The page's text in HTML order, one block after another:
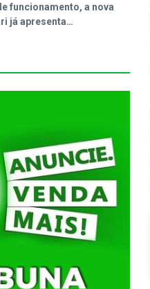
funcionamento, a nova
já apresenta…